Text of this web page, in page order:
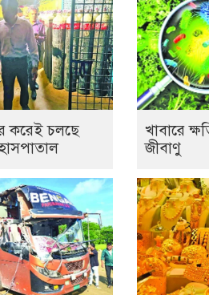
করেই চলছে
খাবারে
জীবাণু